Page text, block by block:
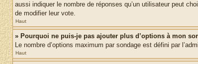
aussi indiquer le nombre de réponses qu’un utilisateur peut
de modifier leur vote.
Haut
» Pourquoi ne puis-je pas ajouter plus d’options à mon
Le nombre d’options maximum par sondage est défini par
Haut